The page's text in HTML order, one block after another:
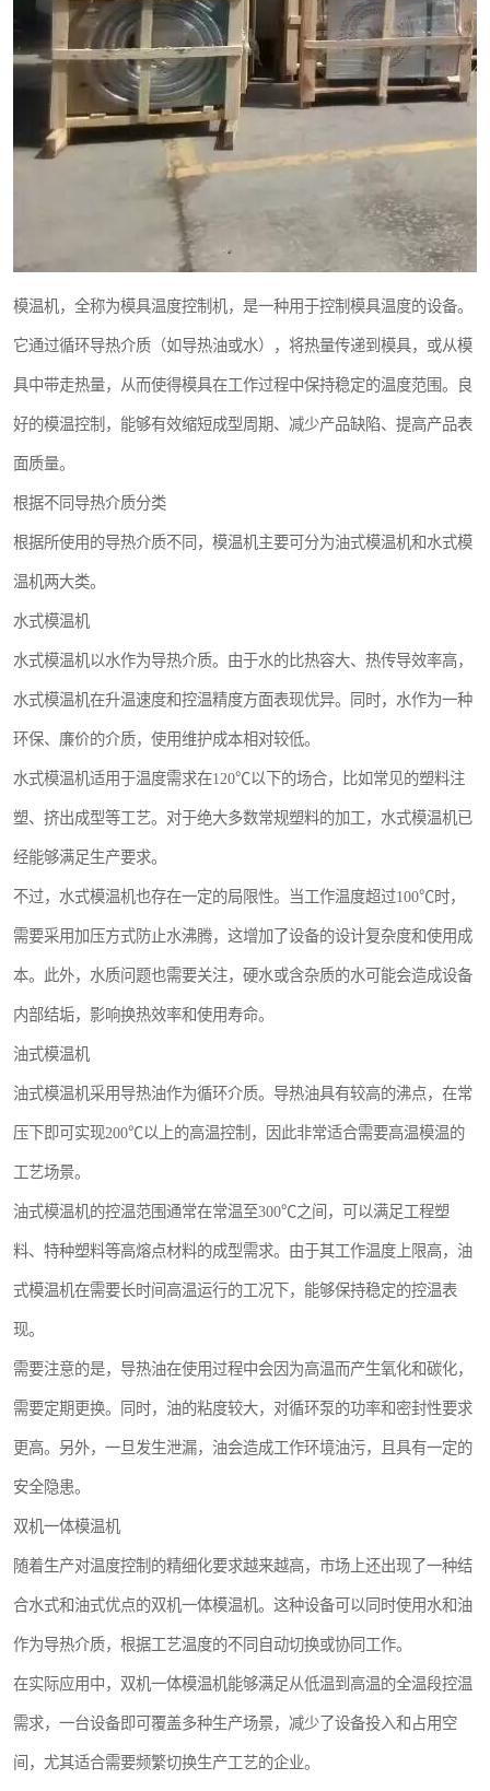
模温机，全称为模具温度控制机，是一种用于控制模具温度的设备。
它通过循环导热介质（如导热油或水），将热量传递到模具，或从模
具中带走热量，从而使得模具在工作过程中保持稳定的温度范围。良
好的模温控制，能够有效缩短成型周期、减少产品缺陷、提高产品表
面质量。
根据不同导热介质分类
根据所使用的导热介质不同，模温机主要可分为油式模温机和水式模
温机两大类。
水式模温机
水式模温机以水作为导热介质。由于水的比热容大、热传导效率高，
水式模温机在升温速度和控温精度方面表现优异。同时，水作为一种
环保、廉价的介质，使用维护成本相对较低。
水式模温机适用于温度需求在120℃以下的场合，比如常见的塑料注
塑、挤出成型等工艺。对于绝大多数常规塑料的加工，水式模温机已
经能够满足生产要求。
不过，水式模温机也存在一定的局限性。当工作温度超过100℃时，
需要采用加压方式防止水沸腾，这增加了设备的设计复杂度和使用成
本。此外，水质问题也需要关注，硬水或含杂质的水可能会造成设备
内部结垢，影响换热效率和使用寿命。
油式模温机
油式模温机采用导热油作为循环介质。导热油具有较高的沸点，在常
压下即可实现200℃以上的高温控制，因此非常适合需要高温模温的
工艺场景。
油式模温机的控温范围通常在常温至300℃之间，可以满足工程塑
料、特种塑料等高熔点材料的成型需求。由于其工作温度上限高，油
式模温机在需要长时间高温运行的工况下，能够保持稳定的控温表
现。
需要注意的是，导热油在使用过程中会因为高温而产生氧化和碳化，
需要定期更换。同时，油的粘度较大，对循环泵的功率和密封性要求
更高。另外，一旦发生泄漏，油会造成工作环境油污，且具有一定的
安全隐患。
双机一体模温机
随着生产对温度控制的精细化要求越来越高，市场上还出现了一种结
合水式和油式优点的双机一体模温机。这种设备可以同时使用水和油
作为导热介质，根据工艺温度的不同自动切换或协同工作。
在实际应用中，双机一体模温机能够满足从低温到高温的全温段控温
需求，一台设备即可覆盖多种生产场景，减少了设备投入和占用空
间，尤其适合需要频繁切换生产工艺的企业。